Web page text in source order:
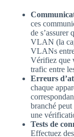
ces
de s’assurer
VLAN (la
VLANs
Vérifiez que
trafic entre
Erreurs
chaque
branché
une
Tests de
Effectuez